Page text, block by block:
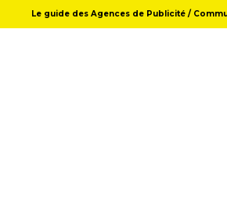
Le guide des Agences de Publicité /